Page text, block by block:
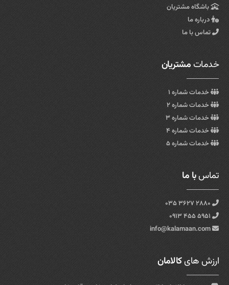
باشگاه مشتریان
درباره ما
تماس با ما
خدمات مشتریان
خدمات شماره ۱
خدمات شماره ۲
خدمات شماره ۳
خدمات شماره ۴
خدمات شماره ۵
تماسبا ما
info@kalamaan.com
ارزش هایکالامان